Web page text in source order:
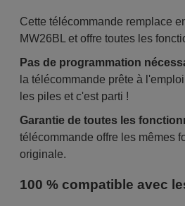
Cette télécommande remplace
MW26BL et offre toutes les
Pas de programmation
la télécommande prête à
les piles et c'est parti !
Garantie de toutes les
télécommande offre les mêmes
originale.
100 % compatible avec